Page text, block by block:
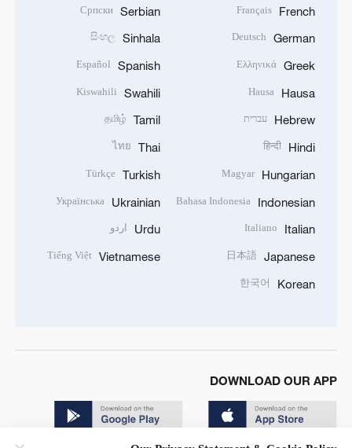
French
Français
German
Deutsch
Greek
Ελληνικά
Hausa
Hausa
Hebrew עברית
Hindi
हिन्दी
Hungarian
Magyar
Indonesian
Bahasa Indonesia
Italian
Italiano
Japanese
日本語
Korean
한국어
Serbian
Српски
Sinhala
සිංහල
Spanish
Español
Swahili
Kiswahili
Tamil
தமிழ்
Thai
ไทย
Turkish
Türkçe
Ukrainian
Українська
Urdu اردو
Vietnamese
Tiếng Việt
DOWNLOAD OUR APP